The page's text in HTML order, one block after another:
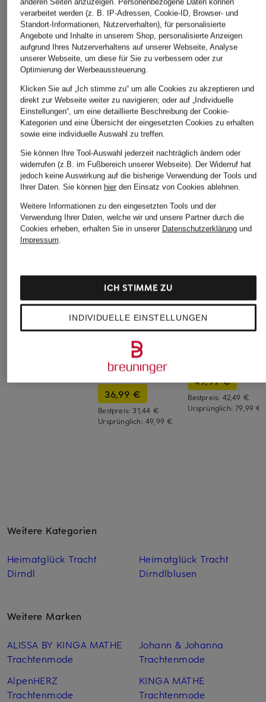
Heimatglück Tracht
Trachtenhemd LUIS
STROKESMAN'S
Hemd Regular Fit mit
Leinen und
Stehkragen
36,99 €
Bestpreis:31,44 €
Ursprünglich: 49,99 €
OLYMP
49,99 €
Bestpreis: 42,49 €
Ursprünglich:79,99 €
Weitere Kategorien
Heimatglück Tracht
Dirndl
Heimatglück Tracht
Dirndlblusen
Weitere Marken
ALISSA BY KINGA MATHE
Trachtenmode
AlpenHERZ
Trachtenmode
Johann & Johanna
Trachtenmode
KINGA MATHE
Trachtenmode
anderen Seiten anzuzeigen. Personenbezogene Daten können
verarbeitet werden (z. B. IP-Adressen, Cookie-ID, Browser- und
Standort-Informationen, Nutzerverhalten), für personalisierte
Angebote und Inhalte in unserem Shop, personalisierte Anzeigen
aufgrund Ihres Nutzerverhaltens auf unserer Webseite, Analyse
unserer Webseite, um diese für Sie zu verbessern oder zur
Optimierung der Werbeaussteuerung.
Klicken Sie auf „Ich stimme zu“ um alle Cookies zu akzeptieren und
direkt zur Webseite weiter zu navigieren; oder auf „Individuelle
Einstellungen“, um eine detaillierte Beschreibung der Cookie-
Kategorien und eine Übersicht der eingesetzten Cookies zu erhalten
sowie eine individuelle Auswahl zu treffen.
Sie können Ihre Tool-Auswahl jederzeit nachträglich ändern oder
widerrufen (z.B. im Fußbereich unserer Webseite). Der Widerruf hat
jedoch keine Auswirkung auf die bisherige Verwendung der Tools und
Ihrer Daten. Sie können hierden Einsatz von Cookies ablehnen.
Weitere Informationen zu den eingesetzten Tools und der
Verwendung Ihrer Daten, welche wir und unsere Partner durch die
Cookies erheben, erhalten Sie in unserer Datenschutzerklärungund
Impressum.
INDIVIDUELLE EINSTELLUNGEN
ICH STIMME ZU